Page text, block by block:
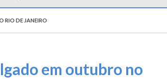
RIO DE JANEIRO
em outubro no